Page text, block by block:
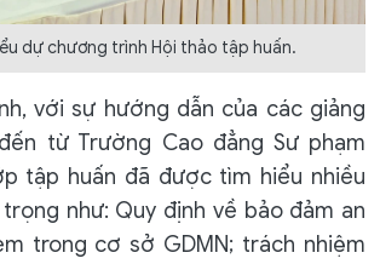
dự chương trình Hội thảo tập huấn.
với sự hướng dẫn của các giảng
từ Trường Cao đẳng Sư phạm
tập huấn đã được tìm hiểu nhiều
như: Quy định về bảo đảm an
trong cơ sở GDMN; trách nhiệm